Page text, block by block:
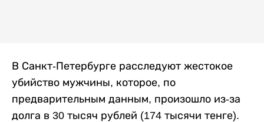
В Санкт-Петербурге расследуют жестокое
убийство мужчины, которое, по
предварительным данным, произошло из-за
долга в 30 тысяч рублей (174 тысячи тенге).